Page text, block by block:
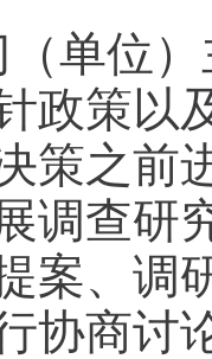
（单位
政策以
策之前
调查研
案、调
协商讨